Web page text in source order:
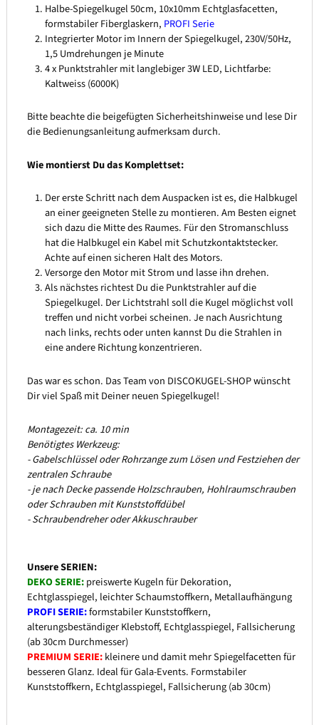
Halbe-Spiegelkugel 50cm, 10x10mm Echtglasfacetten,
formstabiler Fiberglaskern, PROFI Serie
Integrierter Motor im Innern der Spiegelkugel, 230V/50Hz,
1,5 Umdrehungen je Minute
4 x Punktstrahler mit langlebiger 3W LED, Lichtfarbe:
Kaltweiss (6000K)
Bitte beachte die beigefügten Sicherheitshinweise und lese Dir
die Bedienungsanleitung aufmerksam durch.
Wie montierst Du das Komplettset:
Der erste Schritt nach dem Auspacken ist es, die Halbkugel
an einer geeigneten Stelle zu montieren. Am Besten eignet
sich dazu die Mitte des Raumes. Für den Stromanschluss
hat die Halbkugel ein Kabel mit Schutzkontaktstecker.
Achte auf einen sicheren Halt des Motors.
Versorge den Motor mit Strom und lasse ihn drehen.
Als nächstes richtest Du die Punktstrahler auf die
Spiegelkugel. Der Lichtstrahl soll die Kugel möglichst voll
treffen und nicht vorbei scheinen. Je nach Ausrichtung
nach links, rechts oder unten kannst Du die Strahlen in
eine andere Richtung konzentrieren.
Das war es schon. Das Team von DISCOKUGEL-SHOP wünscht
Dir viel Spaß mit Deiner neuen Spiegelkugel!
Montagezeit: ca. 10 min
Benötigtes Werkzeug:
- Gabelschlüssel oder Rohrzange zum Lösen und Festziehen der
zentralen Schraube
- je nach Decke passende Holzschrauben, Hohlraumschrauben
oder Schrauben mit Kunststoffdübel
- Schraubendreher oder Akkuschrauber
Unsere SERIEN:
DEKO SERIE:preiswerte Kugeln für Dekoration,
Echtglasspiegel, leichter Schaumstoffkern, Metallaufhängung
PROFI SERIE:formstabiler Kunststoffkern,
alterungsbeständiger Klebstoff, Echtglasspiegel, Fallsicherung
(ab 30cm Durchmesser)
PREMIUM SERIE:kleinere und damit mehr Spiegelfacetten für
besseren Glanz. Ideal für Gala-Events. Formstabiler
Kunststoffkern, Echtglasspiegel, Fallsicherung (ab 30cm)